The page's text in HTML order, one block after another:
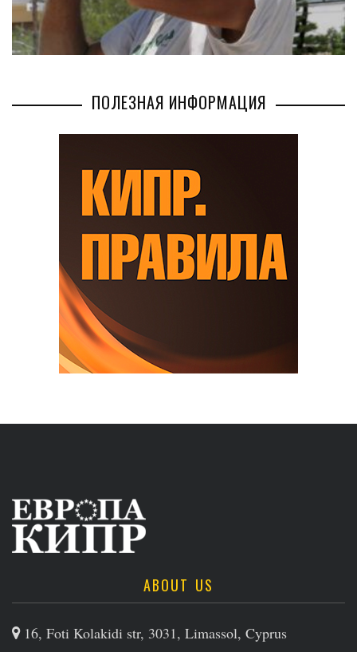
ПОЛЕЗНАЯ ИНФОРМАЦИЯ
ABOUT US
16, Foti Kolakidi str, 3031, Limassol, Cyprus